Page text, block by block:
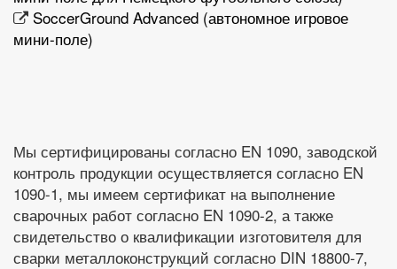
SoccerGround Advanced (автономное игровое
мини-поле)
Мы сертифицированы согласно EN 1090, заводской
контроль продукции осуществляется согласно EN
1090-1, мы имеем сертификат на выполнение
сварочных работ согласно EN 1090-2, а также
свидетельство о квалификации изготовителя для
сварки металлоконструкций согласно DIN 18800-7,